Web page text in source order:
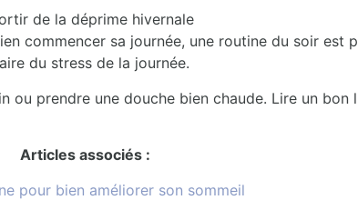
commencer sa journée, une routine du soir est
du stress de la journée.
ou prendre une douche bien chaude. Lire un bon
Articles associés :
pour bien améliorer son sommeil